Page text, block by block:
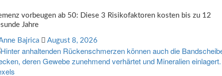
vorbeugen ab 50: Diese 3 Risikofaktoren kosten bis zu 12
Jahre
Bajrica August 8, 2026